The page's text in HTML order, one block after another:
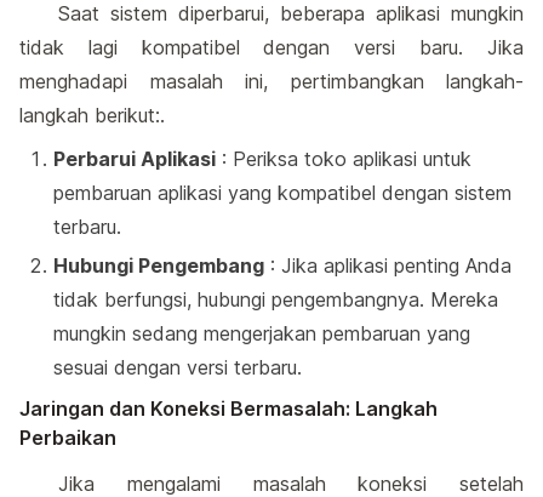
Saat sistem diperbarui, beberapa aplikasi mungkin
tidak lagi kompatibel dengan versi baru. Jika
menghadapi masalah ini, pertimbangkan langkah-
langkah berikut:.
Perbarui Aplikasi : Periksa toko aplikasi untuk
pembaruan aplikasi yang kompatibel dengan sistem
terbaru.
Hubungi Pengembang : Jika aplikasi penting Anda
tidak berfungsi, hubungi pengembangnya. Mereka
mungkin sedang mengerjakan pembaruan yang
sesuai dengan versi terbaru.
Jaringan dan Koneksi Bermasalah: Langkah
Perbaikan
Jika mengalami masalah koneksi setelah